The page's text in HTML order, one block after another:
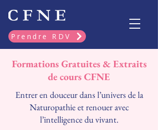
Prendre RDV
Formations Gratuites & Extraits
de cours CFNE
Entrer en douceur dans l’univers de la
Naturopathie et renouer avec
l’intelligence du vivant.